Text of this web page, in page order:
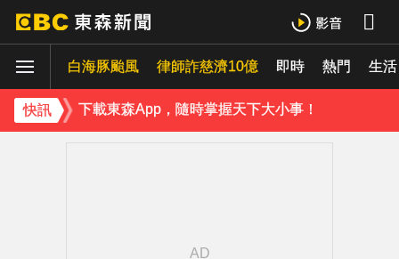
白海豚颱風 律師詐慈濟10億 即時 熱門 生活
快訊
吳東諺結婚10年超寵妻！「主動帶娃」羨煞人妻女星 她認了：心很酸
下載東森App，隨時掌握天下大小事！